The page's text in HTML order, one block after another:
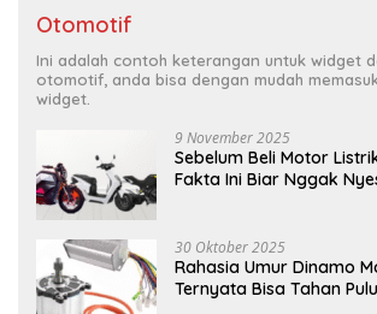
Otomotif
Ini adalah contoh keterangan untuk widget
otomotif, anda bisa dengan mudah
widget.
9 November 2025
Sebelum Beli Motor
Fakta Ini Biar Nggak
30 Oktober 2025
Rahasia Umur Dinamo
Ternyata Bisa Tahan